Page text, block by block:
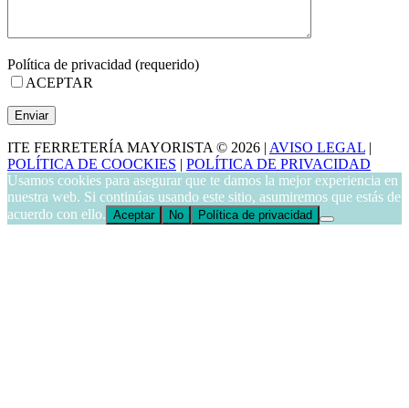
Política de privacidad (requerido)
ACEPTAR
ITE FERRETERÍA MAYORISTA © 2026 | AVISO LEGAL |
POLÍTICA DE COOCKIES | POLÍTICA DE PRIVACIDAD
Usamos cookies para asegurar que te damos la mejor experiencia en
nuestra web. Si continúas usando este sitio, asumiremos que estás de
acuerdo con ello. Aceptar No Política de privacidad